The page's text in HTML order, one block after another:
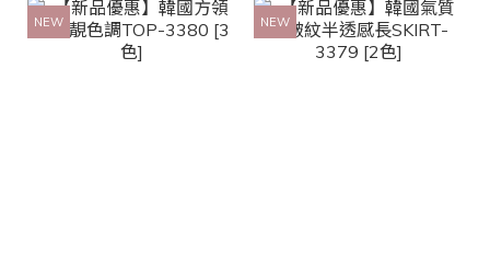
NEW NEW